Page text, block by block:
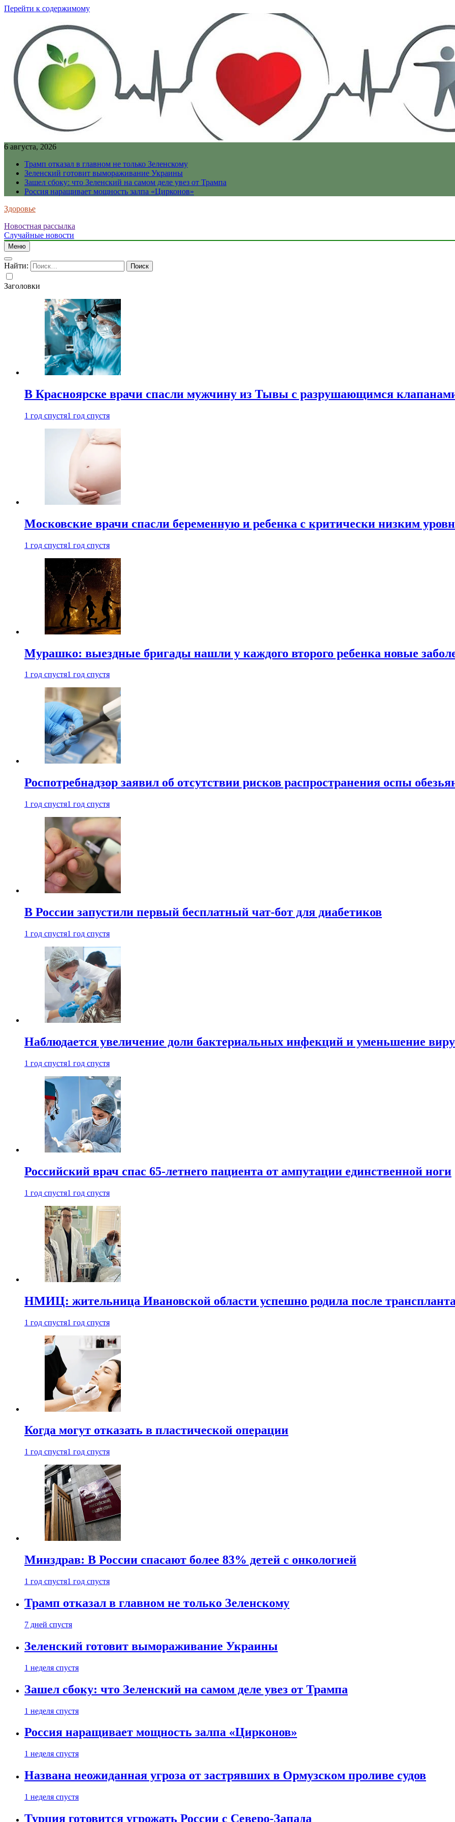
Перейти к содержимому
6 августа, 2026
Трамп отказал в главном не только Зеленскому
Зеленский готовит вымораживание Украины
Зашел сбоку: что Зеленский на самом деле увез от Трампа
Россия наращивает мощность залпа «Цирконов»
Здоровье
Новостная рассылка
Случайные новости
Меню
Найти:
Заголовки
В Красноярске врачи спасли мужчину из Тывы с разрушающимся
1 год спустя1 год спустя
Московские врачи спасли беременную и ребенка с критически низким
1 год спустя1 год спустя
Мурашко: выездные бригады нашли у каждого второго ребенка новые
1 год спустя1 год спустя
Роспотребнадзор заявил об отсутствии рисков распространения оспы
1 год спустя1 год спустя
В России запустили первый бесплатный чат-бот для диабетиков
1 год спустя1 год спустя
Наблюдается увеличение доли бактериальных инфекций и уменьшение
1 год спустя1 год спустя
Российский врач спас 65-летнего пациента от ампутации единственной ноги
1 год спустя1 год спустя
НМИЦ: жительница Ивановской области успешно родила после
1 год спустя1 год спустя
Когда могут отказать в пластической операции
1 год спустя1 год спустя
Минздрав: В России спасают более 83% детей с онкологией
1 год спустя1 год спустя
Трамп отказал в главном не только Зеленскому
7 дней спустя
Зеленский готовит вымораживание Украины
1 неделя спустя
Зашел сбоку: что Зеленский на самом деле увез от Трампа
1 неделя спустя
Россия наращивает мощность залпа «Цирконов»
1 неделя спустя
Названа неожиданная угроза от застрявших в Ормузском проливе судов
1 неделя спустя
Турция готовится угрожать России с Северо-Запада